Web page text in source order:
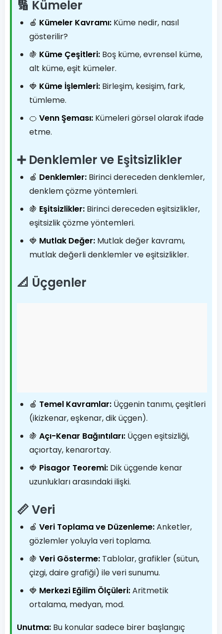
🔢 Kümeler
🍎 Kümeler Kavramı: Küme nedir, nasıl
gösterilir?
🍇 Küme Çeşitleri: Boş küme, evrensel küme,
alt küme, eşit kümeler.
🍓 Küme İşlemleri: Birleşim, kesişim, fark,
tümleme.
🍊 Venn Şeması: Kümeleri görsel olarak ifade
etme.
➕ Denklemler ve Eşitsizlikler
🍎 Denklemler: Birinci dereceden denklemler,
denklem çözme yöntemleri.
🍇 Eşitsizlikler: Birinci dereceden eşitsizlikler,
eşitsizlik çözme yöntemleri.
🍓 Mutlak Değer: Mutlak değer kavramı,
mutlak değerli denklemler ve eşitsizlikler.
📐 Üçgenler
🍎 Temel Kavramlar: Üçgenin tanımı, çeşitleri
(ikizkenar, eşkenar, dik üçgen).
🍇 Açı-Kenar Bağıntıları: Üçgen eşitsizliği,
açıortay, kenarortay.
🍓 Pisagor Teoremi: Dik üçgende kenar
uzunlukları arasındaki ilişki.
📏 Veri
🍎 Veri Toplama ve Düzenleme:Anketler,
gözlemler yoluyla veri toplama.
🍇 Veri Gösterme: Tablolar, grafikler (sütun,
çizgi, daire grafiği) ile veri sunumu.
🍓 Merkezi Eğilim Ölçüleri:Aritmetik
ortalama, medyan, mod.
Unutma: Bu konular sadece birer başlangıç